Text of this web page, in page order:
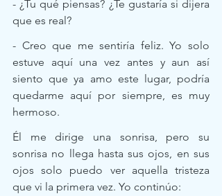
- ¿Tu qué piensas? ¿Te gustaría si dijera
que es real?
- Creo que me sentiría feliz. Yo solo
estuve aquí una vez antes y aun así
siento que ya amo este lugar, podría
quedarme aquí por siempre, es muy
hermoso.
Él me dirige una sonrisa, pero su
sonrisa no llega hasta sus ojos, en sus
ojos solo puedo ver aquella tristeza
que vi la primera vez. Yo continúo: